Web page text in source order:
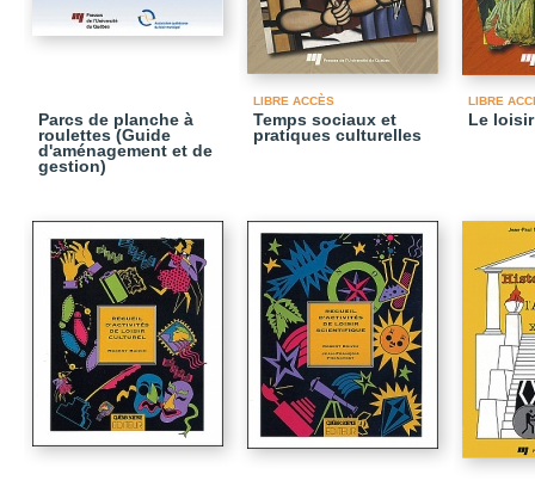
Parcs de planche à
roulettes (Guide
d'aménagement et de
gestion)
LIBRE ACCÈS
Temps sociaux et
pratiques culturelles
LIBRE
Le